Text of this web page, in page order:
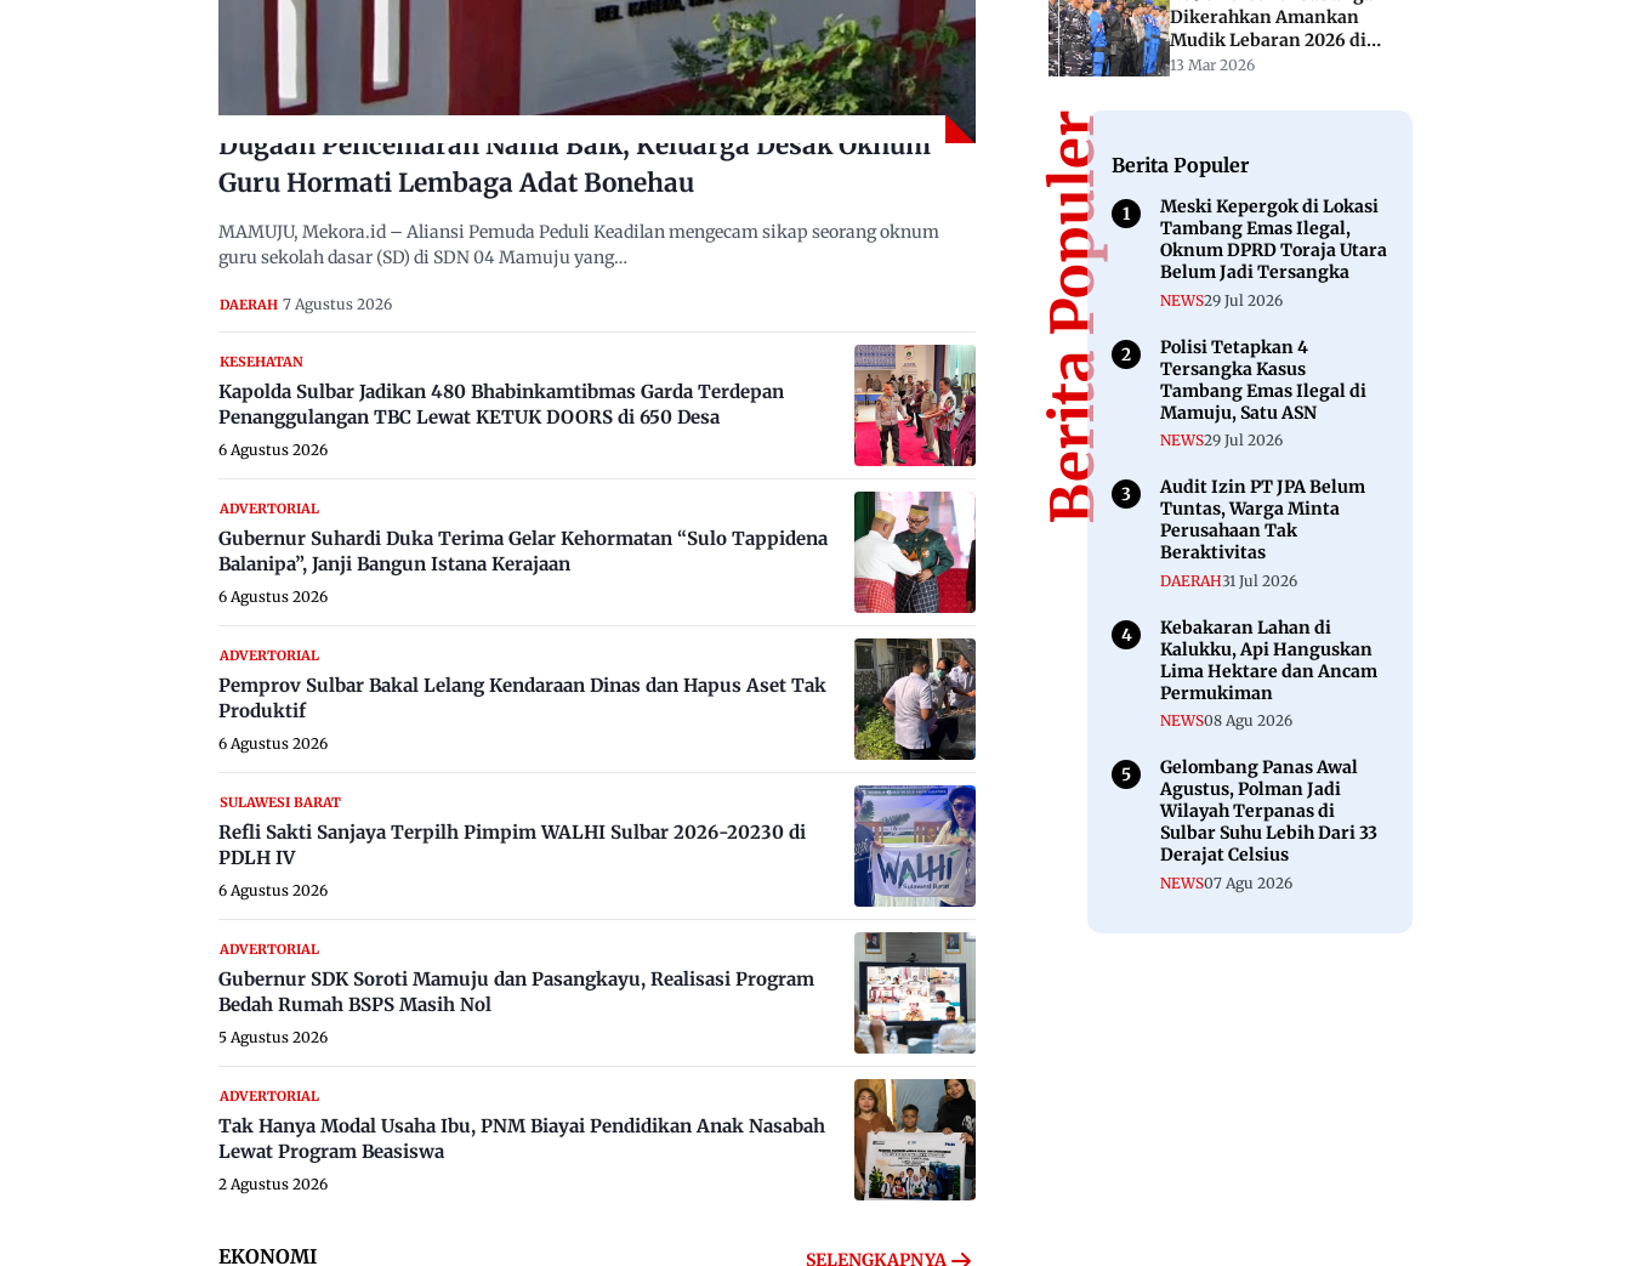
Dugaan Pencemaran Nama Baik, Keluarga Desak Oknum
Guru Hormati Lembaga Adat Bonehau
MAMUJU, Mekora.id – Aliansi Pemuda Peduli Keadilan mengecam sikap seorang oknum
guru sekolah dasar (SD) di SDN 04 Mamuju yang…
DAERAH 7 Agustus 2026
KESEHATAN
Kapolda Sulbar Jadikan 480 Bhabinkamtibmas Garda Terdepan
Penanggulangan TBC Lewat KETUK DOORS di 650 Desa
6 Agustus 2026
ADVERTORIAL
Gubernur Suhardi Duka Terima Gelar Kehormatan “Sulo Tappidena
Balanipa”, Janji Bangun Istana Kerajaan
6 Agustus 2026
ADVERTORIAL
Pemprov Sulbar Bakal Lelang Kendaraan Dinas dan Hapus Aset Tak
Produktif
6 Agustus 2026
SULAWESI BARAT
Refli Sakti Sanjaya Terpilh Pimpim WALHI Sulbar 2026-20230 di
PDLH IV
6 Agustus 2026
ADVERTORIAL
Gubernur SDK Soroti Mamuju dan Pasangkayu, Realisasi Program
Bedah Rumah BSPS Masih Nol
5 Agustus 2026
ADVERTORIAL
Tak Hanya Modal Usaha Ibu, PNM Biayai Pendidikan Anak Nasabah
Lewat Program Beasiswa
2 Agustus 2026
EKONOMI SELENGKAPNYA
Dikerahkan Amankan
Mudik Lebaran 2026 di
Sulbar
13 Mar 2026
Berita PopulerBerita Populer
Meski Kepergok di Lokasi
Tambang Emas Ilegal,
Oknum DPRD Toraja Utara
Belum Jadi Tersangka
NEWS29 Jul 2026
Polisi Tetapkan 4
Tersangka Kasus
Tambang Emas Ilegal di
Mamuju, Satu ASN
NEWS29 Jul 2026
Audit Izin PT JPA Belum
Tuntas, Warga Minta
Perusahaan Tak
Beraktivitas
DAERAH31 Jul 2026
Kebakaran Lahan di
Kalukku, Api Hanguskan
Lima Hektare dan Ancam
Permukiman
NEWS08 Agu 2026
Gelombang Panas Awal
Agustus, Polman Jadi
Wilayah Terpanas di
Sulbar Suhu Lebih Dari 33
Derajat Celsius
NEWS07 Agu 2026